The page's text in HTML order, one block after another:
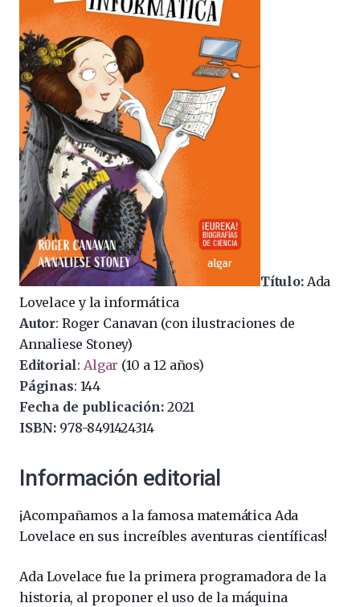
Título:Ada
Lovelace y la informática
Autor: Roger Canavan (con ilustraciones de
Annaliese Stoney)
Editorial:Algar (10 a 12 años)
Páginas: 144
Fecha de publicación:2021
ISBN: 978-8491424314
Información editorial
¡Acompañamos a la famosa matemática Ada
Lovelace en sus increíbles aventuras científicas!
Ada Lovelace fue la primera programadora de la
historia, al proponer el uso de la máquina